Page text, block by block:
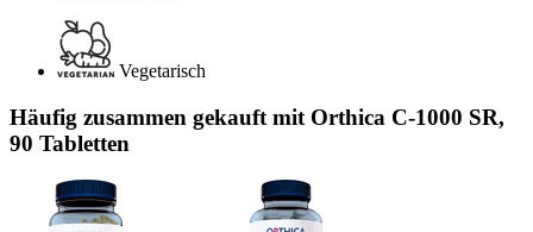
Vegetarisch
Häufig zusammen gekauft mit Orthica C-1000 SR,
90 Tabletten